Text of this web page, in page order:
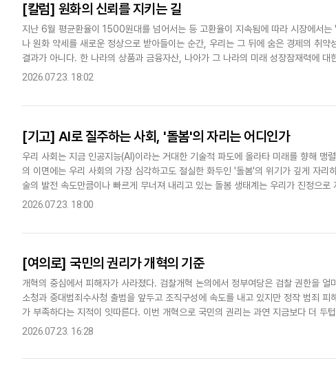
[칼럼] 원화의 신뢰를 지키는 길
지난 6월 평균환율이 1500원대를 넘어서는 등 고환율이 지속됨에 따라 시장에서
나 원화 약세를 새로운 정상으로 받아들이는 순간, 우리는 그 뒤에 숨은 경제의 취약
결과가 아니다. 한 나라의 상품과 금융자산, 나아가 그 나라의 미래 성장잠재력에 대
채권을 사려할 때 원화 가치는 올라간다. 반대로 투자자들이 원..
2026.07.23. 18:02
[기고] AI로 질주하는 사회, '돌봄'의 자리는 어디인가
우리 사회는 지금 인공지능(AI)이라는 거대한 기술적 파도에 올라타 미래를 향해 맹
의 이면에는 우리 사회의 가장 심각하고도 절실한 화두인 '돌봄'의 위기가 깊게 자리
술의 발전 속도만큼이나 빠르게 무너져 내리고 있는 돌봄 생태계는 우리가 진정으로
묻고 있다.한국의 사회복지서비스는 지난 30년간 괄목할 만한 성장을..
2026.07.23. 18:00
[여의로] 국민의 권리가 개혁의 기준
개혁의 중심에서 피해자가 사라졌다. 검찰개혁 논의에서 정부여당은 검찰 권한을
소청과 중대범죄수사청 출범을 앞두고 조직구성에 속도를 내고 있지만 정작 범죄 피
가 부족하다는 지적이 잇따른다. 이번 개혁으로 국민의 권리는 과연 지금보다 더 두
는 이유만으로 성공할 수 없다. 피해자의 권리를 더 두텁게 보호하지 못하..
2026.07.23. 16:28